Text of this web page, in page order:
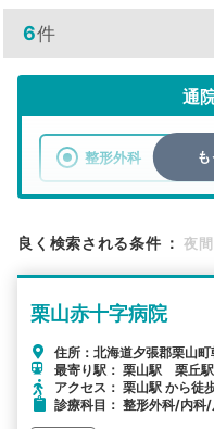
6件
通
整形外科
その
駅から探す
良く検索される条件 ： 夜
栗山赤十字病院
住所：北海道夕張郡栗山
最寄り駅： 栗山駅 栗丘
アクセス： 栗山駅 から徒
診療科目： 整形外科/内